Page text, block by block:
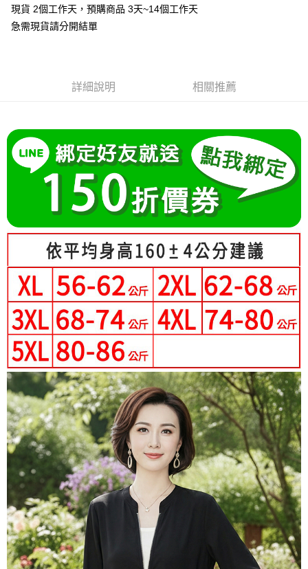
大哥付你分期
2.付款方式選擇「大哥付你分期」，訂單成立後會自動跳轉到大哥付的交易
4.訂單成立30分鐘內，如未前往確認交易或遇審核未通過，訂單將自動取
消。如遇「轉專審核」未通過狀況，表示未達大哥付你分期系統評分，恕無
法說明評估內容。
【繳款方式說明】
1.分期款項不併入電信帳單，「大哥付你分期」於每月結算日後寄送繳費提
2.透過簡訊連結打開帳單後，可選擇「超商條碼／台灣大直營門市／銀行轉
帳／街口支付／iPASS MONEY」等通路繳費。
【注意事項】
1.本服務係由「台灣大哥大股份有限公司」（以下簡稱本公司）所提供，讓
用戶於交易時，得透過本服務購買商品或服務，並由商店將買賣／分期付款
買賣價金債權讓與本公司後，依約使用本公司帳單繳交帳款。
2.基於同意付款使用「大哥付你分期」之契約關係目的，商店將以您的個人
資料（包含姓名、電話或地址）提供予台灣大哥大進項蒐集、處理及利用，
由本公司與您本人進行分期帳單所需資料之確認、核對及更正。
3.完整用戶服務條款，請詳閱以下連結：https://oppay.tw/userRule
１．簡單：不需註冊會員、不需綁卡、不需儲值。
２．便利：只要手機號碼，簡訊認證，即可結帳。
３．安心：先確認商品／服務後，再付款。
【「AFTEE先享後付」結帳流程】
１．於結帳方式選擇「AFTEE先享後付」後，將跳轉至「AFTEE先享後付」
結帳頁面，進行簡訊認證並確認金額後，即可完成結帳。
２．訂單成立數日內，您將收到繳費通知簡訊。
ATM／網路銀行／等多元方式進行付款，方視為交易完成。
※ 請注意：結帳手續完成當下不需立刻繳費，但若您需要取消訂單，請聯絡
購買商品的店家。未經商家同意取消之訂單仍視為有效，需透過AFTEE先享
後付繳納相關費用。
※ 交易是否成功請以「AFTEE先享後付 」之結帳頁面顯示為準，若有關於
是否繳費成功／繳費後需取消欲退款等相關疑問，請聯繫「AFTEE先享後付
客戶支援中心」https://netprotections.freshdesk.com/support/home
【注意事項】
１．透過由恩沛科技股份有限公司提供之「AFTEE先享後付」服務完成之交
易，需依本服務之必要範圍內提供個人資料，並將交易相關給付款項請求債
權轉讓予恩沛科技股份有限公司。
２．關於個人資料處理事宜，請瀏覽以下網址：
https://aftee.tw/terms/#terms3
３．未成年的使用者請事先徵得法定代理人或監護人之同意方可使用
「AFTEE先享後付」，若未經同意申辦者引起之損失，本公司不負相關責
任。
４．使用「AFTEE先享後付」時，將依據個別帳號之用戶狀況，依本公司即
時審查核予不同之上限額度；若仍有額度不足之情形，本公司將視審查結果
請求用戶進行身份認證。
５．嚴禁一人註冊多個帳號或使用他人資訊註冊。若發現惡意使用之情形，
恩沛科技股份有限公司將有權停止該用戶之使用額度並採取法律行動。
相關說明
「Hami Point」為中華電信所提供之點數服務，可於會員專區綁定中華電信
會員帳號後，即可在購物車使用 Hami Point 折抵消費金額 (1點等於1元)。
ATM付款
運送方式
全家付款取貨
每筆NT$80，滿NT$699(含以上)免運費
付款後全家取貨
每筆NT$80，滿NT$699(含以上)免運費
萊爾富取貨付款
每筆NT$80，滿NT$699(含以上)免運費
付款後萊爾富取貨
每筆NT$80，滿NT$699(含以上)免運費
7-11付款取貨
每筆NT$80，滿NT$699(含以上)免運費
付款後7-11取貨
每筆NT$80，滿NT$699(含以上)免運費
宅配
每筆NT$70，滿NT$699(含以上)免運費
離島-郵局寄送
每筆NT$90，滿NT$699(含以上)免運費
國家/地區配送 查看運費
現貨 2個工作天，預購商品 3天~14個工作天
急需現貨請分開結單
詳細說明 相關推薦